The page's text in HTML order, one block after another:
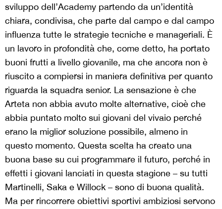
sviluppo dell’Academy partendo da un’identità
chiara, condivisa, che parte dal campo e dal campo
influenza tutte le strategie tecniche e manageriali. È
un lavoro in profondità che, come detto, ha portato
buoni frutti a livello giovanile, ma che ancora non è
riuscito a compiersi in maniera definitiva per quanto
riguarda la squadra senior. La sensazione è che
Arteta non abbia avuto molte alternative, cioè che
abbia puntato molto sui giovani del vivaio perché
erano la miglior soluzione possibile, almeno in
questo momento. Questa scelta ha creato una
buona base su cui programmare il futuro, perché in
effetti i giovani lanciati in questa stagione – su tutti
Martinelli, Saka e Willock – sono di buona qualità.
Ma per rincorrere obiettivi sportivi ambiziosi servono